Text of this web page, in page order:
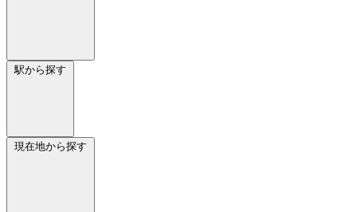
駅から探す
現在地から探す